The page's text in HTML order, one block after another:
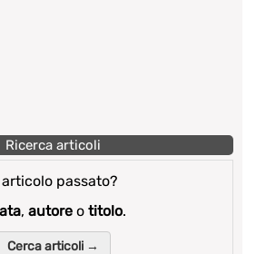
Ricerca articoli
passato?
, autore o titolo.
Cerca articoli →